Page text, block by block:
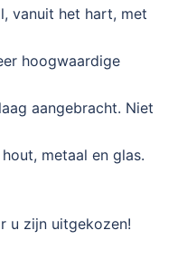
vanuit het hart, met
hoogwaardige
aangebracht. Niet
metaal en glas.
u zijn uitgekozen!